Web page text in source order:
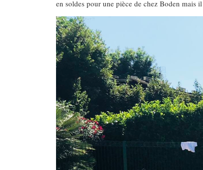
en soldes pour une pièce de chez Boden mais